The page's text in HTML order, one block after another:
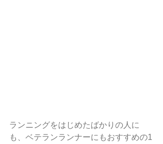
ランニングをはじめたばかりの人に
も、ベテランランナーにもおすすめの1